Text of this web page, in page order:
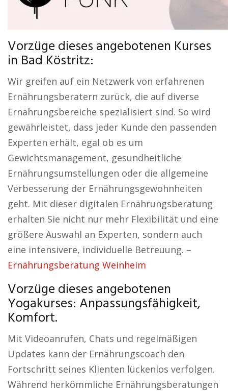
Vorzüge dieses angebotenen Kurses
in Bad Köstritz:
Wir greifen auf ein Netzwerk von erfahrenen
Ernährungsberatern zurück, die auf diverse
Ernährungsbereiche spezialisiert sind. So wird
gewährleistet, dass jeder Kunde den passenden
Experten erhält, egal ob es um
Gewichtsmanagement, gesundheitliche
Ernährungsumstellungen oder die allgemeine
Verbesserung der Ernährungsgewohnheiten
geht. Mit dieser digitalen Ernährungsberatung
erhalten Sie nicht nur mehr Flexibilität und eine
größere Auswahl an Experten, sondern auch
eine intensivere, individuelle Betreuung. –
Ernährungsberatung Weinheim
Vorzüge dieses angebotenen
Yogakurses: Anpassungsfähigkeit,
Komfort.
Mit Videoanrufen, Chats und regelmäßigen
Updates kann der Ernährungscoach den
Fortschritt seines Klienten lückenlos verfolgen.
Während herkömmliche Ernährungsberatungen